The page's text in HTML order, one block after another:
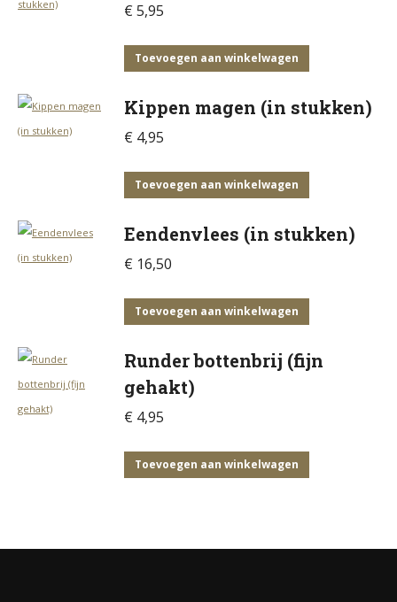
Deze
kan
op
de
productpagina
€ 5,95
Toevoegen aan winkelwagen
Kippen magen (in stukken)
€ 4,95
Toevoegen aan winkelwagen
Eendenvlees (in stukken)
€ 16,50
Toevoegen aan winkelwagen
Runder bottenbrij (fijn
gehakt)
€ 4,95
Toevoegen aan winkelwagen